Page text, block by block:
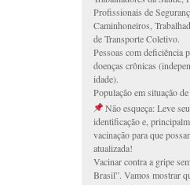
Profissionais de
Caminhoneiros,
de Transporte Coletivo.
Pessoas com deficiência
doenças crônicas
idade).
População em situação
Não esqueça: Leve
identificação e,
vacinação para que
atualizada!
Vacinar contra a gripe
Brasil”. Vamos mostrar